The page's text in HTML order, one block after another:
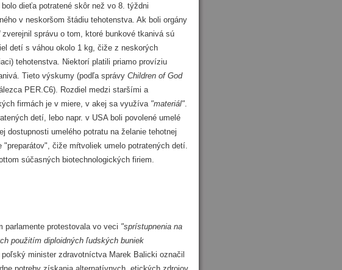
dieťa potratené skôr než vo 8. týždni
v neskoršom štádiu tehotenstva. Ak boli orgány
zverejnil správu o tom, ktoré bunkové tkanivá sú
detí s váhou okolo 1 kg, čiže z neskorých
tehotenstva. Niektorí platili priamo províziu
Tieto výskumy (podľa správy Children of God
PER.C6). Rozdiel medzi staršími a
firmách je v miere, v akej sa využíva "materiál"
detí, lebo napr. v USA boli povolené umelé
dostupnosti umelého potratu na želanie tehotnej
čiže mŕtvoliek umelo potratených detí.
súčasných biotechnologických firiem.
protestovala vo veci "sprístupnenia na
použitím diploidných ľudských buniek
poľský minister zdravotníctva Marek Balicki označil